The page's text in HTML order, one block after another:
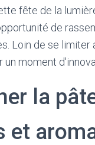
fête de la
de
Loin de se
moment
la
et